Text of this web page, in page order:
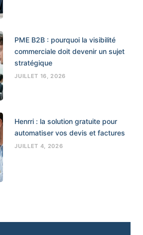
PME B2B : pourquoi la visibilité
commerciale doit devenir un sujet
stratégique
JUILLET 16, 2026
Henrri : la solution gratuite pour
automatiser vos devis et factures
JUILLET 4, 2026